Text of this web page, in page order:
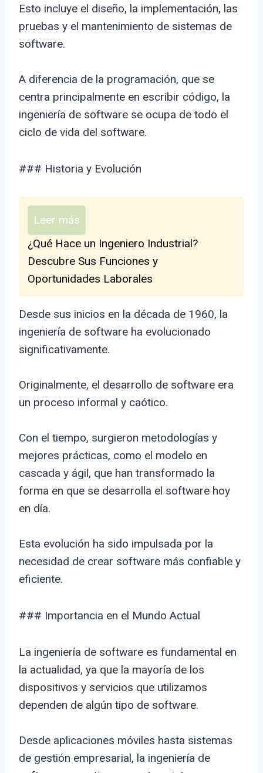
Esto incluye el diseño, la implementación, las
pruebas y el mantenimiento de sistemas de
software.
A diferencia de la programación, que se
centra principalmente en escribir código, la
ingeniería de software se ocupa de todo el
ciclo de vida del software.
### Historia y Evolución
Leer más
¿Qué Hace un Ingeniero Industrial?
Descubre Sus Funciones y
Oportunidades Laborales
Desde sus inicios en la década de 1960, la
ingeniería de software ha evolucionado
significativamente.
Originalmente, el desarrollo de software era
un proceso informal y caótico.
Con el tiempo, surgieron metodologías y
mejores prácticas, como el modelo en
cascada y ágil, que han transformado la
forma en que se desarrolla el software hoy
en día.
Esta evolución ha sido impulsada por la
necesidad de crear software más confiable y
eficiente.
### Importancia en el Mundo Actual
La ingeniería de software es fundamental en
la actualidad, ya que la mayoría de los
dispositivos y servicios que utilizamos
dependen de algún tipo de software.
Desde aplicaciones móviles hasta sistemas
de gestión empresarial, la ingeniería de